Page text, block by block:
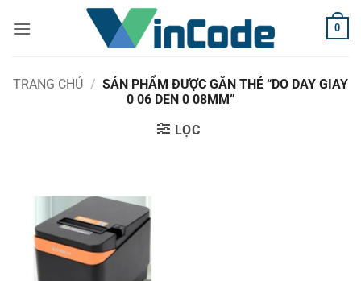
qua
0
TRANG CHỦ / SẢN PHẨM ĐƯỢC GẮN THẺ “DO DAY GIAY
0 06 DEN 0 08MM”
LỌC